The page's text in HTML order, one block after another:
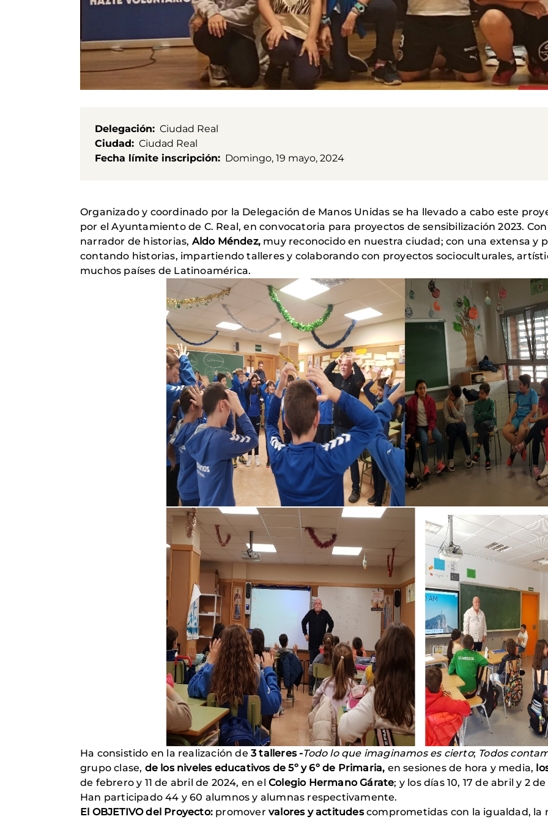
Delegación
Ciudad Real
Ciudad
Ciudad Real
Fecha límite inscripción
Domingo, 19 mayo, 2024
Organizado y coordinado por la Delegación de Manos Unidas se ha llevado a cabo este
por el Ayuntamiento de C. Real, en convocatoria para proyectos de sensibilización 2023.
narrador de historias, Aldo Méndez, muy reconocido en nuestra ciudad; con una extensa y
contando historias, impartiendo talleres y colaborando con proyectos socioculturales,
muchos países de Latinoamérica.
Ha consistido en la realización de 3 talleres -Todo lo que imaginamos es cierto; Todos
grupo clase, de los niveles educativos de 5º y 6º de Primaria, en sesiones de hora y media,
de febrero y 11 de abril de 2024, en elColegio Hermano Gárate; y los días 10, 17 de abril y 2
Han participado 44 y 60 alumnos y alumnas respectivamente.
El OBJETIVO del Proyecto: promovervalores y actitudescomprometidas con la igualdad, la